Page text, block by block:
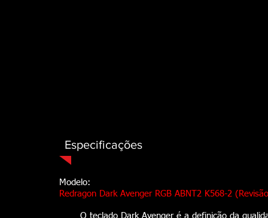
Especificações
Modelo:
Redragon Dark Avenger RGB ABNT2 K568-2
O teclado Dark Avenger é a definição da